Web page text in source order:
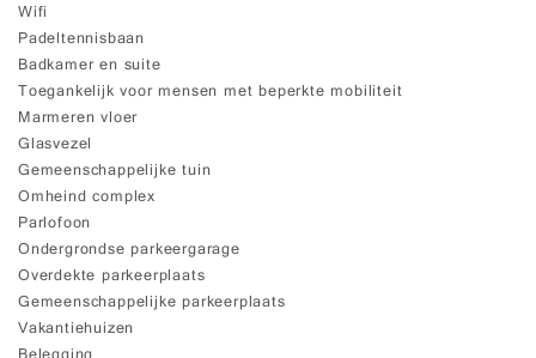
Wifi
Padeltennisbaan
Badkamer en suite
Toegankelijk voor mensen met beperkte mobiliteit
Marmeren vloer
Glasvezel
Gemeenschappelijke tuin
Omheind complex
Parlofoon
Ondergrondse parkeergarage
Overdekte parkeerplaats
Gemeenschappelijke parkeerplaats
Vakantiehuizen